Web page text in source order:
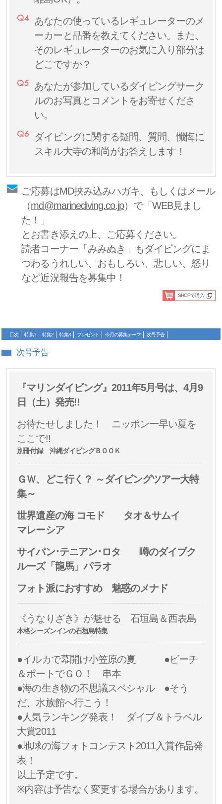
あなたの使っているレギュレーターのメ
ーカーと品番を教えてください。また、
そのレギュレーターのお気に入り部分は
どこですか？
あなたが参加しているダイビングサーク
ルのお写真とコメントをお寄せくださ
い。
ダイビングに関する疑問、質問、懺悔に
スキル大寺の和尚がお答えします！
ご応募はMD挟み込みハガキ、もしくはメール
（md@marinediving.co.jp）で「WEB見まし
た！」
とお書き添えの上、ご応募ください。
読者コーナー「みみぬき」もダイビングにま
つわるうれしい、おもしろい、悲しい、怒り
など近況報告を募集中！
SHOPで購入
目次 特集1 特集2 特集3 プレゼント 今月の募集テーマ 次号予告
次号予告
『マリンダイビング』2011年5月号は、4月9
日（土）発売!!
お待たせしました！ ニッポン一早い夏を
ここで!!
別冊付録 沖縄ダイビングＢＯＯＫ
ＧＷ、どこ行く？ ～ダイビングツアー大特
集～
世界遺産の海 コモド タオ＆サムイ
マレーシア
サイパン･テニアン･ロタ 噂のダイブク
ルーズ「龍馬」パラオ
フォト派におすすめ 魅惑のメナド
《うなりざき》が魅せる 石垣島＆西表島
本格シーズンインの石垣島特集
●イルカで幕開け小笠原の夏 ●ビーチ
＆ボートでＧＯ！ 串本
●海の生き物の不思議スペシャル ●そう
だ、水族館へ行こう！
●人気ランキング発表！ ダイブ＆トラベル
大賞2011
●地球の海フォトコンテスト2011入賞作品発
表！
以上予定です。
※内容は予告なく変更する場合があります。